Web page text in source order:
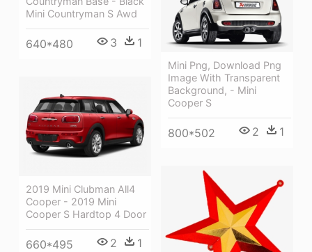
Mini Countryman S Awd
640*480 3 1
Mini Png, Download Png
Image With Transparent
Background, - Mini
Cooper S
800*502 2 1
2019 Mini Clubman All4
Cooper - 2019 Mini
Cooper S Hardtop 4 Door
660*495 2 1